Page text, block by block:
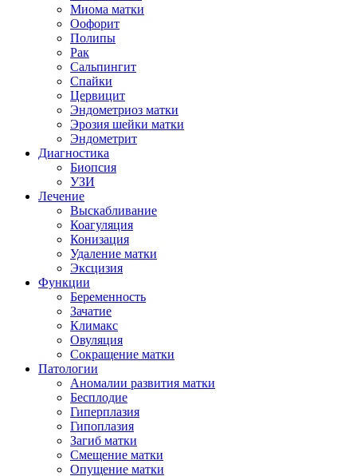
Миома матки
Оофорит
Полипы
Рак
Сальпингит
Спайки
Цервицит
Эндометриоз матки
Эрозия шейки матки
Эндометрит
Диагностика
Биопсия
УЗИ
Лечение
Выскабливание
Коагуляция
Конизация
Удаление матки
Эксцизия
Функции
Беременность
Зачатие
Климакс
Овуляция
Сокращение матки
Патологии
Аномалии развития матки
Бесплодие
Гиперплазия
Гипоплазия
Загиб матки
Смещение матки
Опущение матки